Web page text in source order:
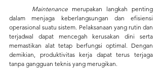
	Maintenance
merupakan langkah penting
dalam menjaga keberlangsungan dan efisiensi
operasional suatu sistem. Pelaksanaan yang rutin dan
terjadwal dapat mencegah kerusakan dini serta
memastikan alat tetap berfungsi optimal. Dengan
demikian, produktivitas kerja dapat terus terjaga
tanpa gangguan teknis yang merugikan.